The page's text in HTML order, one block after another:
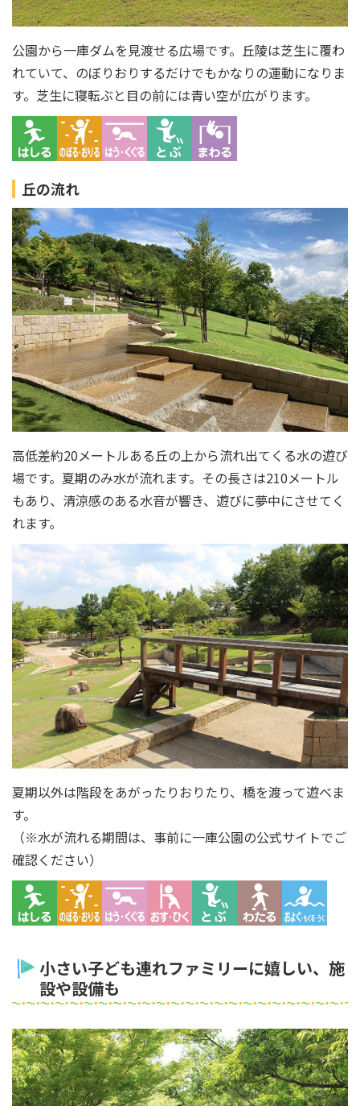
公園から一庫ダムを見渡せる広場です。丘陵は芝生に覆わ
れていて、のぼりおりするだけでもかなりの運動になりま
す。芝生に寝転ぶと目の前には青い空が広がります。
丘の流れ
高低差約20メートルある丘の上から流れ出てくる水の遊び
場です。夏期のみ水が流れます。その長さは210メートル
もあり、清涼感のある水音が響き、遊びに夢中にさせてく
れます。
夏期以外は階段をあがったりおりたり、橋を渡って遊べま
す。
（※水が流れる期間は、事前に一庫公園の公式サイトでご
確認ください）
小さい子ども連れファミリーに嬉しい、施
設や設備も